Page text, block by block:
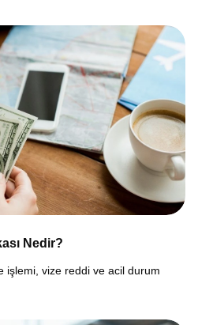
Nedir?
işlemi, vize reddi ve acil durum